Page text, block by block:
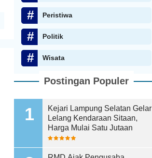
Peristiwa
Politik
Wisata
Postingan Populer
Kejari Lampung Selatan Gelar
Lelang Kendaraan Sitaan,
Harga Mulai Satu Jutaan